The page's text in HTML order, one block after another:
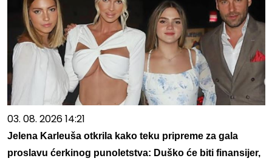
03. 08. 2026 14:21
Jelena Karleuša otkrila kako teku pripreme za gala
proslavu ćerkinog punoletstva: Duško će biti finansijer,